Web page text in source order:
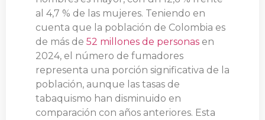
al 4,7 % de las mujeres. Teniendo en
cuenta que la población de Colombia es
de más de 52 millones de personas en
2024, el número de fumadores
representa una porción significativa de la
población, aunque las tasas de
tabaquismo han disminuido en
comparación con años anteriores. Esta